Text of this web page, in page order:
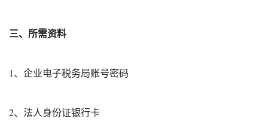
三、所需资料
1、企业电子税务局账号密码
2、法人身份证银行卡